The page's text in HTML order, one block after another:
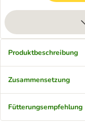
Produktbeschreibung
Zusammensetzung
Fütterungsempfehlung